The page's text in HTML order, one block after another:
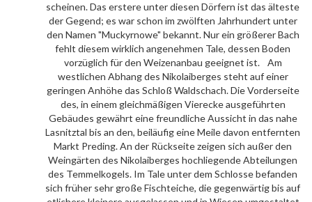
scheinen. Das erstere unter diesen Dörfern ist das älteste
der Gegend; es war schon im zwölften Jahrhundert unter
den Namen "Muckyrnowe" bekannt. Nur ein größerer Bach
fehlt diesem wirklich angenehmen Tale, dessen Boden
vorzüglich für den Weizenanbau geeignet ist. Am
westlichen Abhang des Nikolaiberges steht auf einer
geringen Anhöhe das Schloß Waldschach. Die Vorderseite
des, in einem gleichmäßigen Vierecke ausgeführten
Gebäudes gewährt eine freundliche Aussicht in das nahe
Lasnitztal bis an den, beiläufig eine Meile davon entfernten
Markt Preding. An der Rückseite zeigen sich außer den
Weingärten des Nikolaiberges hochliegende Abteilungen
des Temmelkogels. Im Tale unter dem Schlosse befanden
sich früher sehr große Fischteiche, die gegenwärtig bis auf